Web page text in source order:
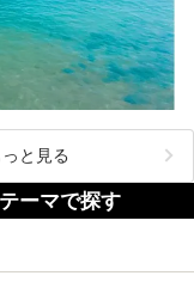
と見る
ーマで探す